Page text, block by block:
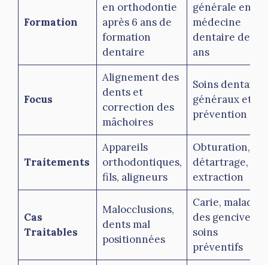
Formation
en orthodontie
après 6 ans de
formation
dentaire
générale en
médecine
dentaire de 6
ans
Focus
Alignement des
dents et
correction des
mâchoires
Soins dentaires
généraux et
prévention
Traitements
Appareils
orthodontiques,
fils, aligneurs
Obturation,
détartrage,
extraction
Cas
Traitables
Malocclusions,
dents mal
positionnées
Carie, maladies
des gencives,
soins
préventifs